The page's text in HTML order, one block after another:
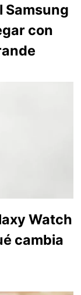
Samsung
con
Watch
cambia